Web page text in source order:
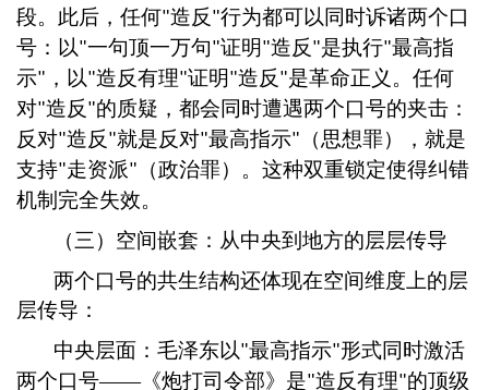
段。此后，任何"造反 "行为都可以同时诉诸两个口
号：以"一句顶一万句"证明 "造反 "是执行"最高指
示" ，以"造反有理"证明 "造反 "是革命正义。任何
对"造反 "的质疑，都会同时遭遇两个口号的夹击：
反对"造反 "就是反对"最高指示"
（思想罪），就是
支持"走资派"
（政治罪）。这种双重锁定使得纠错
机制完全失效。
（三）空间嵌套：从中央到地方的层层传导
两个口号的共生结构还体现在空间维度上的层
层传导：
中央层面：毛泽东以"最高指示"形式同时激活
两个口号——《炮打司令部》是"造反有理"的顶级